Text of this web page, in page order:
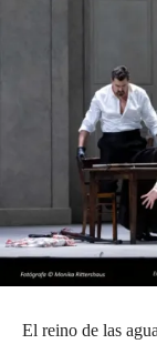
El reino de las